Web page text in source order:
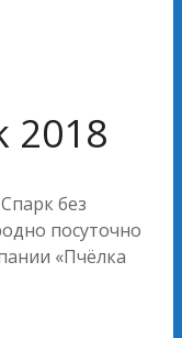
2018
без
посуточно
«Пчёлка